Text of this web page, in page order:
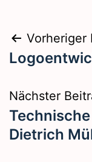
Vorheriger
Nächster
Dietrich